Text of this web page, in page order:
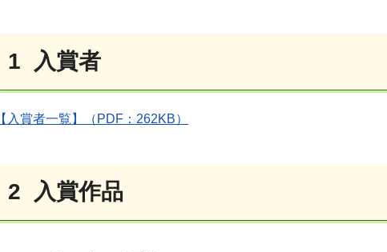
1 入賞者
【入賞者一覧】（PDF：262KB）
2 入賞作品